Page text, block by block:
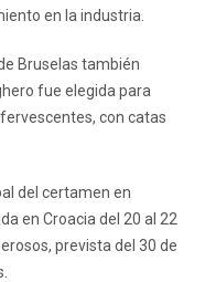
en la industria.
Bruselas también
fue elegida para
con catas
del certamen en
en Croacia del 20 al 22
prevista del 30 de